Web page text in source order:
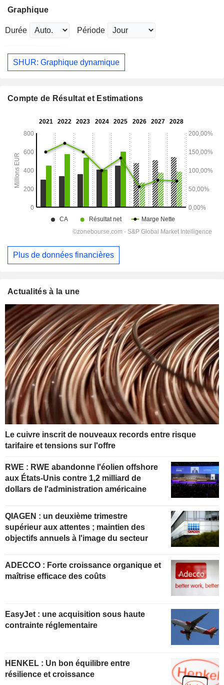
Graphique
Durée Période
SHUR: Graphique dynamique
Compte de Résultat et Estimations
Plus de données financières
Actualités à la une
Le cuivre inscrit de nouveaux records entre risque
tarifaire et tensions sur l'offre
RWE : RWE abandonne l'éolien offshore
aux États-Unis contre 1,2 milliard de
dollars de l'administration américaine
QIAGEN : un deuxième trimestre
supérieur aux attentes ; maintien des
objectifs annuels à l'image du secteur
ADECCO : Forte croissance organique et
maîtrise efficace des coûts
EasyJet : une acquisition sous haute
contrainte réglementaire
HENKEL : Un bon équilibre entre
résilience et croissance